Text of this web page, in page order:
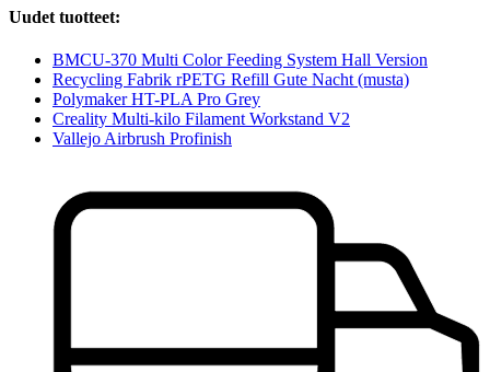
Uudet tuotteet:
BMCU-370 Multi Color Feeding System Hall Version
Recycling Fabrik rPETG Refill Gute Nacht (musta)
Polymaker HT-PLA Pro Grey
Creality Multi-kilo Filament Workstand V2
Vallejo Airbrush Profinish